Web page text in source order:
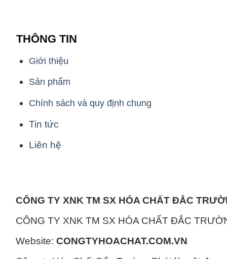
THÔNG TIN
Giới thiệu
Sản phẩm
Chính sách và quy định chung
Tin tức
Liên hệ
CÔNG TY XNK TM SX HÓA CHẤT ĐẮC
CÔNG TY XNK TM SX HÓA CHẤT ĐẮC
Website: CONGTYHOACHAT.COM.VN